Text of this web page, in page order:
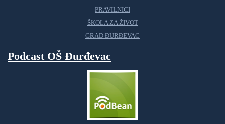
PRAVILNICI
ŠKOLA ZA ŽIVOT
GRAD ĐURĐEVAC
Podcast OŠ Đurđevac